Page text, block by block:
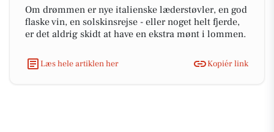
Om drømmen er nye italienske læderstøvler, en god
flaske vin, en solskinsrejse - eller noget helt fjerde,
er det aldrig skidt at have en ekstra mønt i lommen.
Læs hele artiklen her Kopiér link